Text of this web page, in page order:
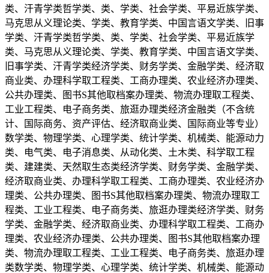
类、汗青学类哲学类、类、学类、社会学类、平易近族学类、
马克思从义理论类、学类、教育学类、中国言语文学类、旧事
学类、汗青学类哲学类、类、学类、社会学类、平易近族学
类、马克思从义理论类、学类、教育学类、中国言语文学类、
旧事学类、汗青学类经济学类、财务学类、金融学类、经济取
商业类、办理科学取工程类、工商办理类、农业经济办理类、
公共办理类、图书S其他取档案办理类、物流办理取工程类、
工业工程类、电子商务类、旅逛办理类经济金融类（不含统
计、国际商务、资产评估、经济取商业类、国际商业等专业）
数学类、物理学类、心理学类、统计学类、机械类、能源动力
类、电气类、电子消息类、从动化类、土木类、科学取工程
类、建建类、天然取生态类经济学类、财务学类、金融学类、
经济取商业类、办理科学取工程类、工商办理类、农业经济办
理类、公共办理类、图书S其他取档案办理类、物流办理取工
程类、工业工程类、电子商务类、旅逛办理类经济学类、财务
学类、金融学类、经济取商业类、办理科学取工程类、工商办
理类、农业经济办理类、公共办理类、图书S其他取档案办理
类、物流办理取工程类、工业工程类、电子商务类、旅逛办理
类数学类、物理学类、心理学类、统计学类、机械类、能源动